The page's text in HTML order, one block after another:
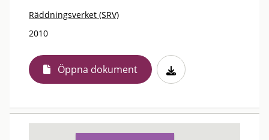
Räddningsverket (SRV)
2010
Öppna dokument